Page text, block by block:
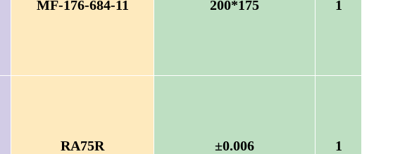
MF-176-684-11 200*175 1
RA75R ±0.006 1